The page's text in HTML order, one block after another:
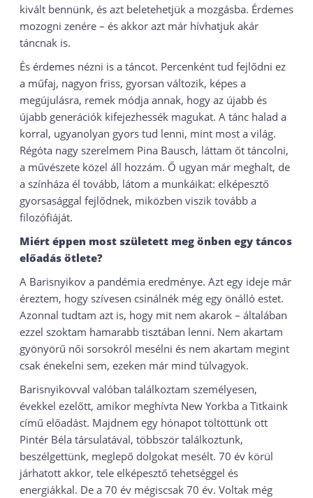
kivált bennünk, és azt beletehetjük a mozgásba. Érdemes
mozogni zenére – és akkor azt már hívhatjuk akár
táncnak is.
És érdemes nézni is a táncot. Percenként tud fejlődni ez
a műfaj, nagyon friss, gyorsan változik, képes a
megújulásra, remek módja annak, hogy az újabb és
újabb generációk kifejezhessék magukat. A tánc halad a
korral, ugyanolyan gyors tud lenni, mint most a világ.
Régóta nagy szerelmem Pina Bausch, láttam őt táncolni,
a művészete közel áll hozzám. Ő ugyan már meghalt, de
a színháza él tovább, látom a munkáikat: elképesztő
gyorsasággal fejlődnek, miközben viszik tovább a
filozófiáját.
Miért éppen most született meg önben egy táncos
előadás ötlete?
A Barisnyikov a pandémia eredménye. Azt egy ideje már
éreztem, hogy szívesen csinálnék még egy önálló estet.
Azonnal tudtam azt is, hogy mit nem akarok – általában
ezzel szoktam hamarabb tisztában lenni. Nem akartam
gyönyörű női sorsokról mesélni és nem akartam megint
csak énekelni sem, ezeken már mind túlvagyok.
Barisnyikovval valóban találkoztam személyesen,
évekkel ezelőtt, amikor meghívta New Yorkba a Titkaink
című előadást. Majdnem egy hónapot töltöttünk ott
Pintér Béla társulatával, többször találkoztunk,
beszélgettünk, meglepő dolgokat mesélt. 70 év körül
járhatott akkor, tele elképesztő tehetséggel és
energiákkal. De a 70 év mégiscsak 70 év. Voltak még